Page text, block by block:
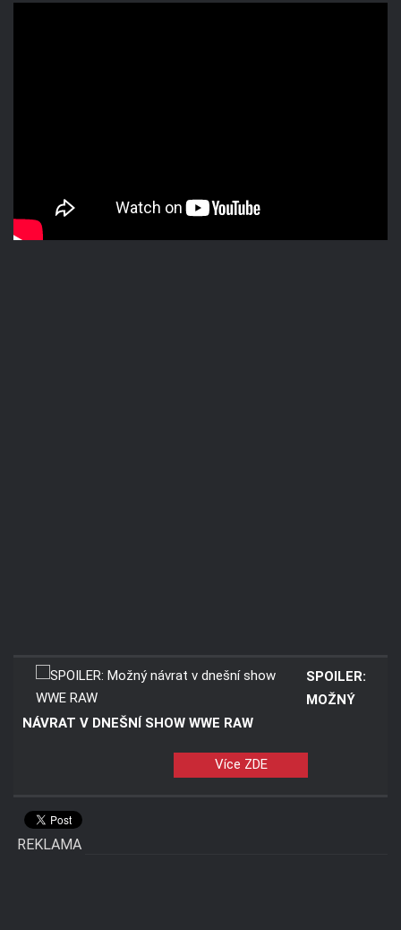
SPOILER:
MOŽNÝ
NÁVRAT V DNEŠNÍ SHOW WWE RAW
Více ZDE
REKLAMA